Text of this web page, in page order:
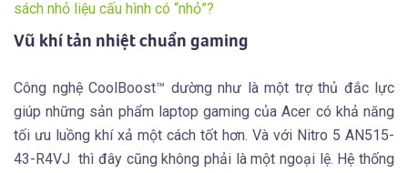
sách nhỏ liệu cấu hình có “nhỏ”?
Vũ khí tản nhiệt chuẩn gaming
Công nghệ CoolBoost™ dường như là một trợ thủ đắc lực
giúp những sản phẩm laptop gaming của Acer có khả năng
tối ưu luồng khí xả một cách tốt hơn. Và với Nitro 5 AN515-
43-R4VJ thì đây cũng không phải là một ngoại lệ. Hệ thống